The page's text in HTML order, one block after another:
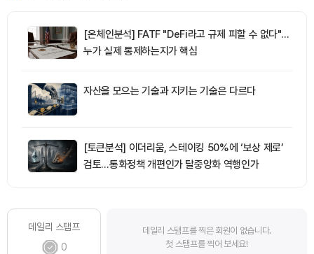
[온체인분석] FATF "DeFi라고 규제 피할 수 없다"…
누가 실제 통제하는지가 핵심
자산을 모으는 기술과 지키는 기술은 다르다
[토큰분석] 이더리움, 스테이킹 50%에 ‘보상 제로’
검토…통화정책 개편인가 탈중앙화 역행인가
데일리 스탬프
0
데일리 스탬프를 찍은 회원이 없습니다.
첫 스탬프를 찍어 보세요!